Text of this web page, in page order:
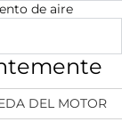
de aire